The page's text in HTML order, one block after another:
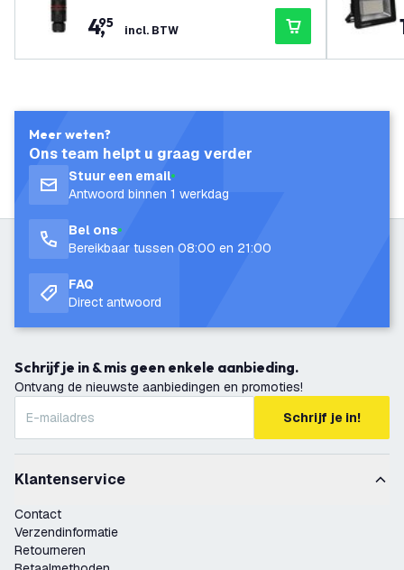
4,
95 incl. BTW
Meer weten?
Ons team helpt u graag verder
Stuur een email
Antwoord binnen 1 werkdag
Bel ons
Bereikbaar tussen 08:00 en 21:00
FAQ
Direct antwoord
Schrijf je in & mis geen enkele aanbieding.
Ontvang de nieuwste aanbiedingen en promoties!
Schrijf je in!
Klantenservice
Contact
Verzendinformatie
Retourneren